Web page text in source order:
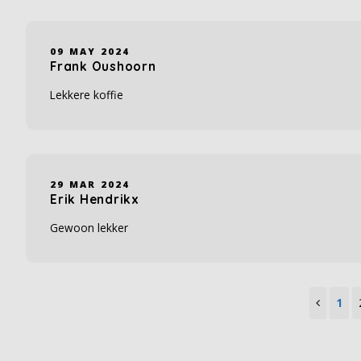
09 MAY 2024
Frank Oushoorn
Lekkere koffie
29 MAR 2024
Erik Hendrikx
Gewoon lekker
1